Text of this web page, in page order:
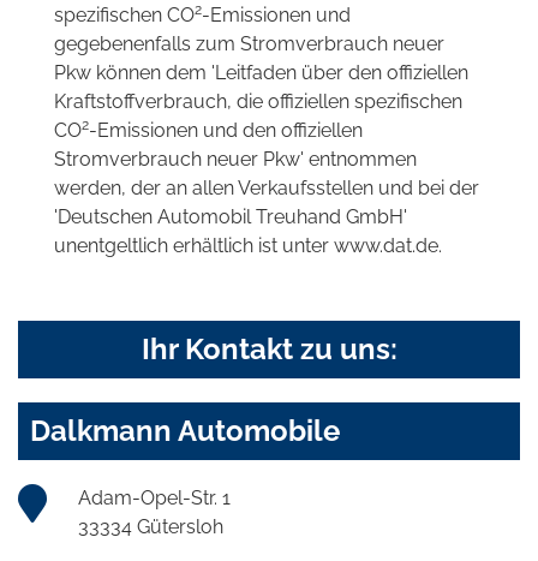
spezifischen CO2-Emissionen und
gegebenenfalls zum Stromverbrauch neuer
Pkw können dem 'Leitfaden über den offiziellen
Kraftstoffverbrauch, die offiziellen spezifischen
CO2-Emissionen und den offiziellen
Stromverbrauch neuer Pkw' entnommen
werden, der an allen Verkaufsstellen und bei der
'Deutschen Automobil Treuhand GmbH'
unentgeltlich erhältlich ist unter www.dat.de.
Ihr Kontakt zu uns:
Dalkmann Automobile
Adam-Opel-Str. 1
33334 Gütersloh